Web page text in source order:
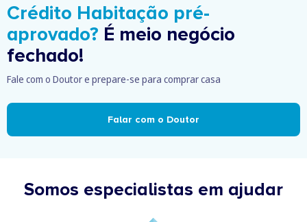
Crédito Habitação pré-
aprovado? É meio negócio
fechado!
Fale com o Doutor e prepare-se para comprar casa
Falar com o Doutor
Somos especialistas em ajudar